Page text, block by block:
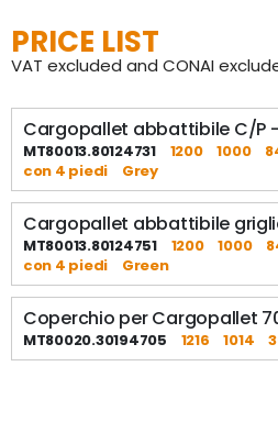
PRICE LIST
VAT excluded and CONAI
Cargopallet abbattibile C/P
MT80013.80124731 1200 1000
con 4 piedi
Grey
Cargopallet abbattibile
MT80013.80124751 1200 1000
con 4 piedi
Green
Coperchio per Cargopallet
MT80020.30194705 1216 1014